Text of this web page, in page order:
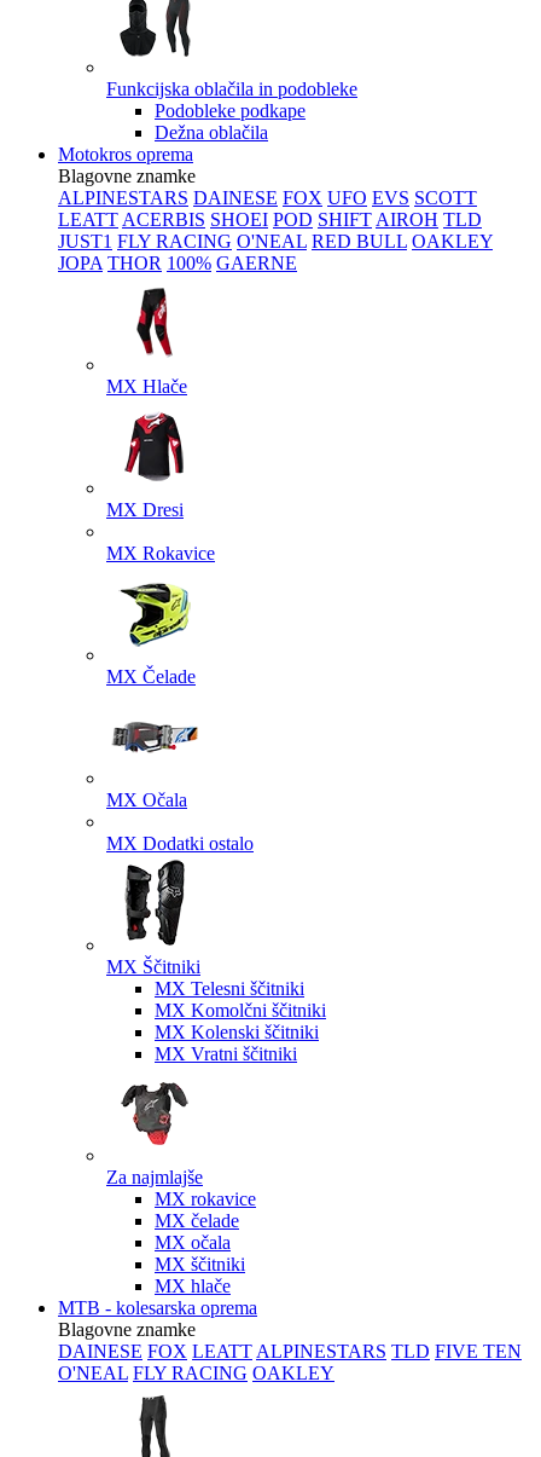
Funkcijska oblačila in podobleke
Podobleke podkape
Dežna oblačila
Motokros oprema
Blagovne znamke
ALPINESTARS DAINESE FOX UFO EVS SCOTT
LEATT ACERBIS SHOEI POD SHIFT AIROH TLD
JUST1 FLY RACING O'NEAL RED BULL OAKLEY
JOPA THOR 100% GAERNE
MX Hlače
MX Dresi
MX Rokavice
MX Čelade
MX Očala
MX Dodatki ostalo
MX Ščitniki
MX Telesni ščitniki
MX Komolčni ščitniki
MX Kolenski ščitniki
MX Vratni ščitniki
Za najmlajše
MX rokavice
MX čelade
MX očala
MX ščitniki
MX hlače
MTB - kolesarska oprema
Blagovne znamke
DAINESE FOX LEATT ALPINESTARS TLD FIVE TEN
O'NEAL FLY RACING OAKLEY